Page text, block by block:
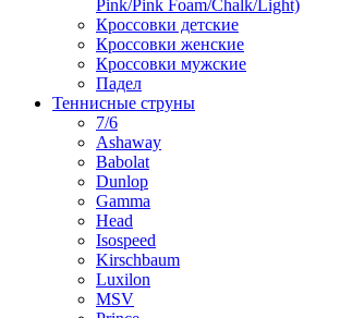
Pink/Pink Foam/Chalk/Light)
Кроссовки детские
Кроссовки женские
Кроссовки мужские
Падел
Теннисные струны
7/6
Ashaway
Babolat
Dunlop
Gamma
Head
Isospeed
Kirschbaum
Luxilon
MSV